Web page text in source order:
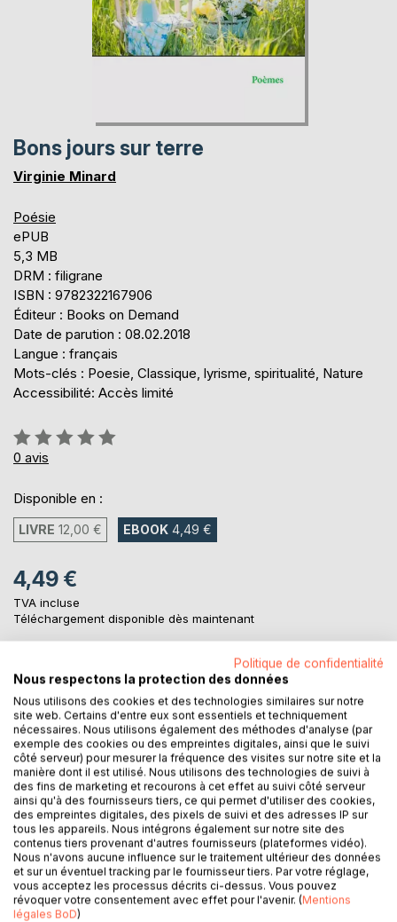
Bons jours sur terre
Virginie Minard
Poésie
ePUB
5,3 MB
DRM : filigrane
ISBN : 9782322167906
Éditeur : Books on Demand
Date de parution : 08.02.2018
Langue : français
Mots-clés : Poesie, Classique, lyrisme, spiritualité, Nature
Accessibilité: Accès limité
Évaluation:
0%
0 avis
Disponible en :
LIVRE 12,00 € EBOOK 4,49 €
4,49 €
TVA incluse
Téléchargement disponible dès maintenant
AJOUTER AU PANIER
Ajouter à ma liste d'envies
Laisser un avis
DESCRIPTION
Politique de confidentialité
Nous respectons la protection des données
Nous utilisons des cookies et des technologies similaires sur notre
site web. Certains d'entre eux sont essentiels et techniquement
nécessaires. Nous utilisons également des méthodes d'analyse (par
exemple des cookies ou des empreintes digitales, ainsi que le suivi
côté serveur) pour mesurer la fréquence des visites sur notre site et la
manière dont il est utilisé. Nous utilisons des technologies de suivi à
des fins de marketing et recourons à cet effet au suivi côté serveur
ainsi qu'à des fournisseurs tiers, ce qui permet d'utiliser des cookies,
des empreintes digitales, des pixels de suivi et des adresses IP sur
tous les appareils. Nous intégrons également sur notre site des
contenus tiers provenant d'autres fournisseurs (plateformes vidéo).
Nous n'avons aucune influence sur le traitement ultérieur des données
et sur un éventuel tracking par le fournisseur tiers. Par votre réglage,
vous acceptez les processus décrits ci-dessus. Vous pouvez
révoquer votre consentement avec effet pour l'avenir. (Mentions
légales BoD)